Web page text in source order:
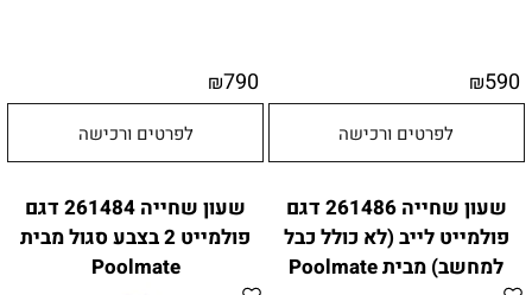
₪590
לפרטים ורכישה
₪790
לפרטים ורכישה
שעון שחייה 261486 דגם
פולמייט לייב (לא כולל כבל
למחשב) מבית Poolmate
שעון שחייה 261484 דגם
פולמייט 2 בצבע סגול מבית
Poolmate